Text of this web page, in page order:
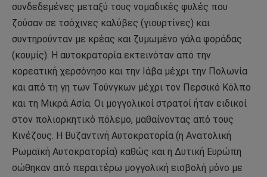
συνδεδεμένες μεταξύ τους νομαδικές φυλές που
ζούσαν σε τσόχινες καλύβες (γιουρτίνες) και
συντηρούνταν με κρέας και ζυμωμένο γάλα φοράδας
(κουμίς). Η αυτοκρατορία εκτεινόταν από την
κορεατική χερσόνησο και την Ιάβα μέχρι την Πολωνία
και από τη γη των Τούνγκων μέχρι τον Περσικό Κόλπο
και τη Μικρά Ασία. Οι μογγολικοί στρατοί ήταν ειδικοί
στον πολιορκητικό πόλεμο, μαθαίνοντας από τους
Κινέζους. Η Βυζαντινή Αυτοκρατορία (η Ανατολική
Ρωμαϊκή Αυτοκρατορία) καθώς και η Δυτική Ευρώπη
σώθηκαν από περαιτέρω μογγολική εισβολή μόνο με